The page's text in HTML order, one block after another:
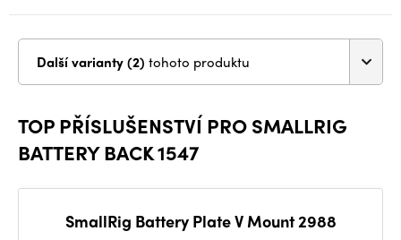
Další varianty (2) tohoto produktu
TOP PŘÍSLUŠENSTVÍ PRO SMALLRIG
BATTERY BACK 1547
SmallRig Battery Plate V Mount 2988